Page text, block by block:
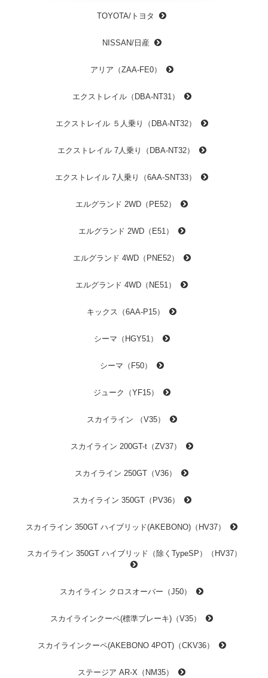
TOYOTA/トヨタ
NISSAN/日産
アリア（ZAA-FE0）
エクストレイル（DBA-NT31）
エクストレイル ５人乗り（DBA-NT32）
エクストレイル 7人乗り（DBA-NT32）
エクストレイル 7人乗り（6AA-SNT33）
エルグランド 2WD（PE52）
エルグランド 2WD（E51）
エルグランド 4WD（PNE52）
エルグランド 4WD（NE51）
キックス（6AA-P15）
シーマ（HGY51）
シーマ（F50）
ジューク（YF15）
スカイライン （V35）
スカイライン 200GT-t（ZV37）
スカイライン 250GT（V36）
スカイライン 350GT（PV36）
スカイライン 350GT ハイブリッド(AKEBONO)（HV37）
スカイライン 350GT ハイブリッド（除くTypeSP）（HV37）
スカイライン クロスオーバー（J50）
スカイラインクーペ(標準ブレーキ)（V35）
スカイラインクーペ(AKEBONO 4POT)（CKV36）
ステージア AR-X（NM35）